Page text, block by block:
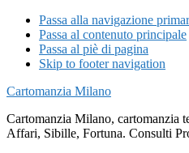
Passa alla navigazione
Passa al contenuto principale
Passa al piè di pagina
Skip to footer navigation
Cartomanzia Milano
Cartomanzia Milano, cartomanzia
Affari, Sibille, Fortuna. Consulti